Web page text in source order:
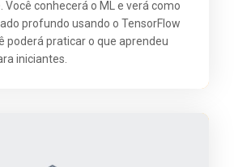
Você conhecerá o ML e verá como
profundo usando o TensorFlow
poderá praticar o que aprendeu
iniciantes.